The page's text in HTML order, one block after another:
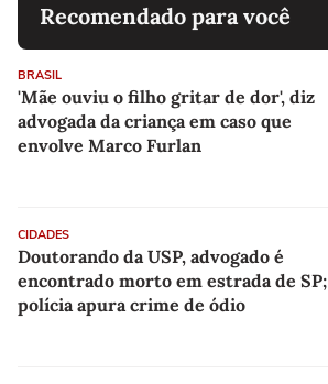
Recomendado para você
BRASIL
'Mãe ouviu o filho gritar de dor', diz
advogada da criança em caso que
envolve Marco Furlan
CIDADES
Doutorando da USP, advogado é
encontrado morto em estrada de SP;
polícia apura crime de ódio